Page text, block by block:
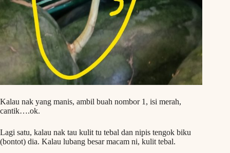
Kalau nak yang manis, ambil buah nombor 1, isi merah,
cantik….ok.
Lagi satu, kalau nak tau kulit tu tebal dan nipis tengok biku
(bontot) dia. Kalau lubang besar macam ni, kulit tebal.